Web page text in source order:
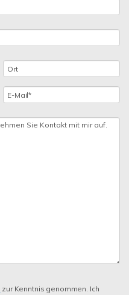
zur Kenntnis genommen. Ich